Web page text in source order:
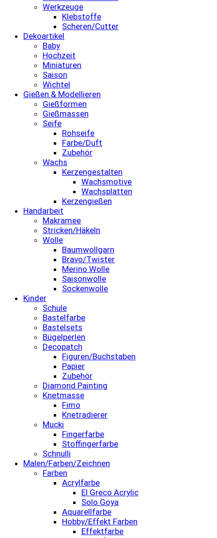
Werkzeuge
Klebstoffe
Scheren/Cutter
Dekoartikel
Baby
Hochzeit
Miniaturen
Saison
Wichtel
Gießen & Modellieren
Gießformen
Gießmassen
Seife
Rohseife
Farbe/Duft
Zubehör
Wachs
Kerzengestalten
Wachsmotive
Wachsplatten
Kerzengießen
Handarbeit
Makramee
Stricken/Häkeln
Wolle
Baumwollgarn
Bravo/Twister
Merino Wolle
Saisonwolle
Sockenwolle
Kinder
Schule
Bastelfarbe
Bastelsets
Bügelperlen
Decopatch
Figuren/Buchstaben
Papier
Zubehör
Diamond Painting
Knetmasse
Fimo
Knetradierer
Mucki
Fingerfarbe
Stoffingerfarbe
Schnulli
Malen/Farben/Zeichnen
Farben
Acrylfarbe
El Greco Acrylic
Solo Goya
Aquarellfarbe
Hobby/Effekt Farben
Effektfarbe